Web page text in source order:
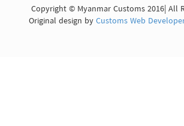
Copyright © Myanmar Customs 2016| All
Original design byCustoms Web